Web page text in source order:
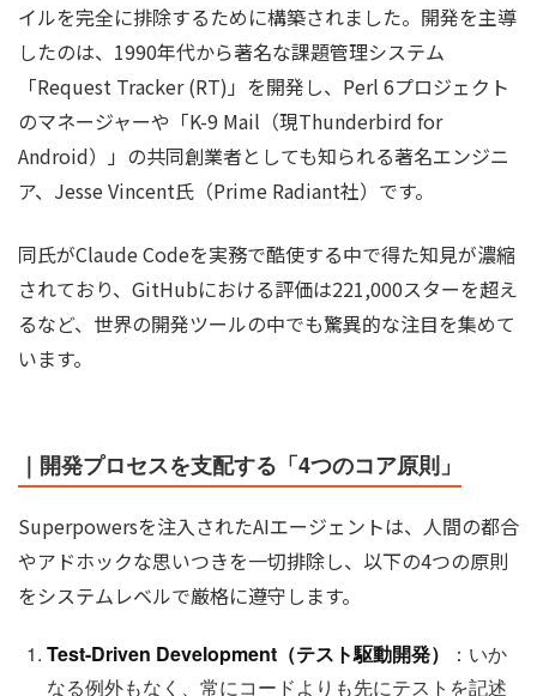
イルを完全に排除するために構築されました。開発を主導
したのは、1990年代から著名な課題管理システム
「Request Tracker (RT)」を開発し、Perl 6プロジェクト
のマネージャーや「K-9 Mail（現Thunderbird for
Android）」の共同創業者としても知られる著名エンジニ
ア、Jesse Vincent氏（Prime Radiant社）です。
同氏がClaude Codeを実務で酷使する中で得た知見が濃縮
されており、GitHubにおける評価は221,000スターを超え
るなど、世界の開発ツールの中でも驚異的な注目を集めて
います。
｜開発プロセスを支配する「4つのコア原則」
Superpowersを注入されたAIエージェントは、人間の都合
やアドホックな思いつきを一切排除し、以下の4つの原則
をシステムレベルで厳格に遵守します。
Test-Driven Development（テスト駆動開発）
：いか
なる例外もなく、常にコードよりも先にテストを記述